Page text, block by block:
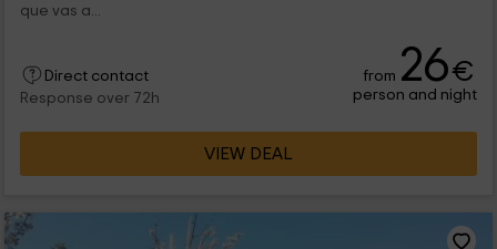
que vas a...
Direct contact
Response over 72h
from 26€
person and night
VIEW DEAL